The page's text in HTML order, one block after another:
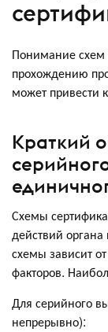
Понимание схем
прохождению
может привести
Краткий
Схемы
действий
схемы зависит
факторов.
Для серийного
непрерывно):